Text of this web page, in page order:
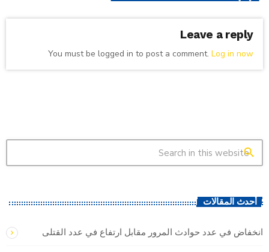
Leave a reply
You must be logged in to post a comment. Log in now
search
أحدث المقالات
انخفاض في عدد حوادث المرور مقابل ارتفاع في عدد القتلى